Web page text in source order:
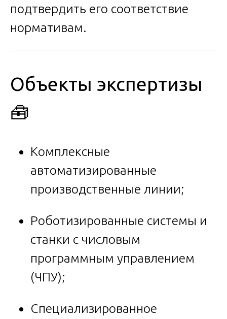
подтвердить его соответствие
нормативам.
Объекты экспертизы
🧰
Комплексные
автоматизированные
производственные линии;
Роботизированные системы и
станки с числовым
программным управлением
(ЧПУ);
Специализированное